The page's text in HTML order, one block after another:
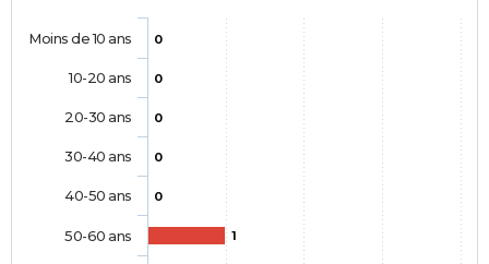
0
0
0
0
0
1
Moins de 10 ans
10-20 ans
20-30 ans
30-40 ans
40-50 ans
50-60 ans